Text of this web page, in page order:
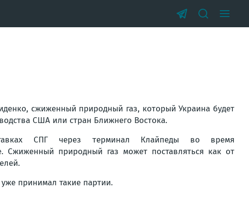
сжиженный природный газ, который Украина будет
США или стран Ближнего Востока.
СПГ через терминал Клайпеды во время
Сжиженный природный газ может поставляться как от
принимал такие партии.